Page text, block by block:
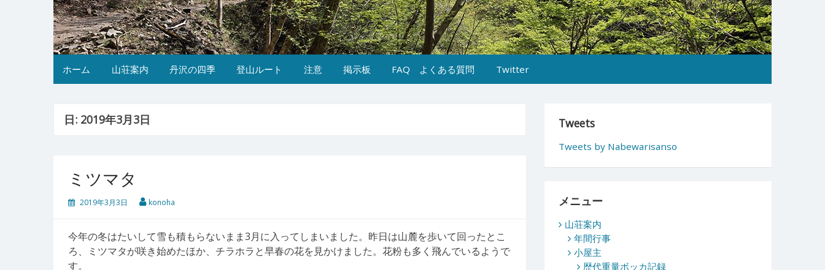
ホーム 山荘案内 丹沢の四季 登山ルート 注意 掲示板 FAQ よくある質問 Twitter
日: 2019年3月3日
ミツマタ
2019年3月3日 konoha
今年の冬はたいして雪も積もらないまま3月に入ってしまいました。昨日は山麓を歩いて回ったとこ
ろ、ミツマタが咲き始めたほか、チラホラと早春の花を見かけました。花粉も多く飛んでいるようで
す。
Tweets
Tweets by Nabewarisanso
メニュー
山荘案内
年間行事
小屋主
歴代重量ボッカ記録